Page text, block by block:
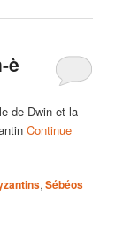
è
de Dwin et la
Continue
,Sébéos